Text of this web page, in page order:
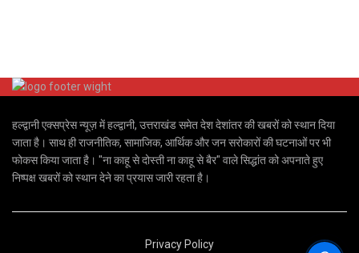
हल्द्वानी एक्सप्रेस न्यूज़ में हल्द्वानी, उत्तराखंड समेत देश देशांतर की खबरों को स्थान दिया
जाता है। साथ ही राजनीतिक, सामाजिक, आर्थिक और जन सरोकारों की घटनाओं पर भी
फोकस किया जाता है। "ना काहू से दोस्ती ना काहू से बैर" वाले सिद्धांत को अपनाते हुए
निष्पक्ष खबरों को स्थान देने का प्रयास जारी रहता है।
Privacy Policy